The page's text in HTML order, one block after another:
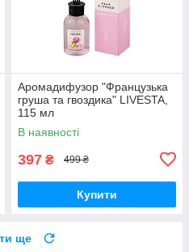
Аромадифузор "Французька
груша та гвоздика" LIVESTA,
115 мл
В наявності
397 ₴ 499 ₴
Купити
ще